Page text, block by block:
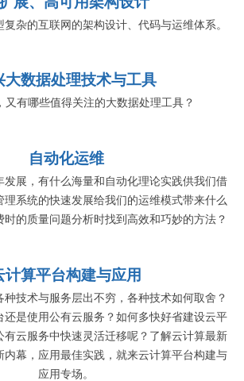
杂的互联网的架构设计、代码与运维体系。
大数据处理技术与工具
又有哪些值得关注的大数据处理工具？
自动化运维
发展，有什么海量和自动化理论实践供我们借
理系统的快速发展给我们的运维模式带来什么
的质量问题分析时找到高效和巧妙的方法？
计算平台构建与应用
技术与服务层出不穷，各种技术如何取舍？
还是使用公有云服务？如何多快好省建设云平
有云服务中快速灵活迁移呢？了解云计算最新
内幕，应用最佳实践，就来云计算平台构建与
应用专场。